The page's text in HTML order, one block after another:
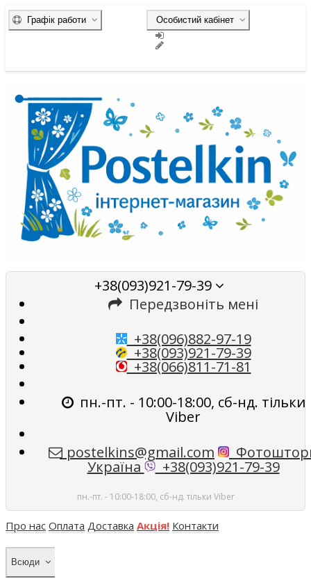
Особистий кабінет
Графік работи
+38(093)921-79-39
Передзвоніть мені
+38(096)882-97-19
+38(093)921-79-39
+38(066)811-71-81
пн.-пт. - 10:00-18:00, сб-нд. тільки
Viber
postelkins@gmail.com
Україна +38(093)921-79-39
пн.-пт. - 10:00-18:00, сб-нд. тільки Viber
Про нас Оплата Доставка Акція! Контакти
Всюди